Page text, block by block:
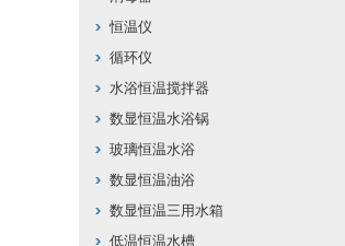
恒温仪
循环仪
水浴恒温搅拌器
数显恒温水浴锅
玻璃恒温水浴
数显恒温油浴
数显恒温三用水箱
低温恒温水槽